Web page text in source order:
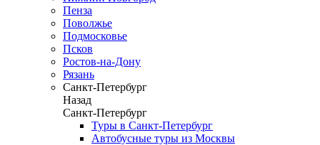
Пенза
Поволжье
Подмосковье
Псков
Ростов-на-Дону
Рязань
Санкт-Петербург
Назад
Санкт-Петербург
Туры в Санкт-Петербург
Автобусные туры из Москвы